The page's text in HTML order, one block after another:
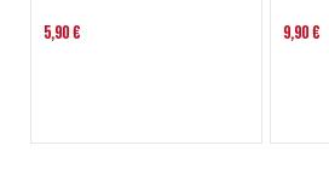
5,90 € 9,90 €